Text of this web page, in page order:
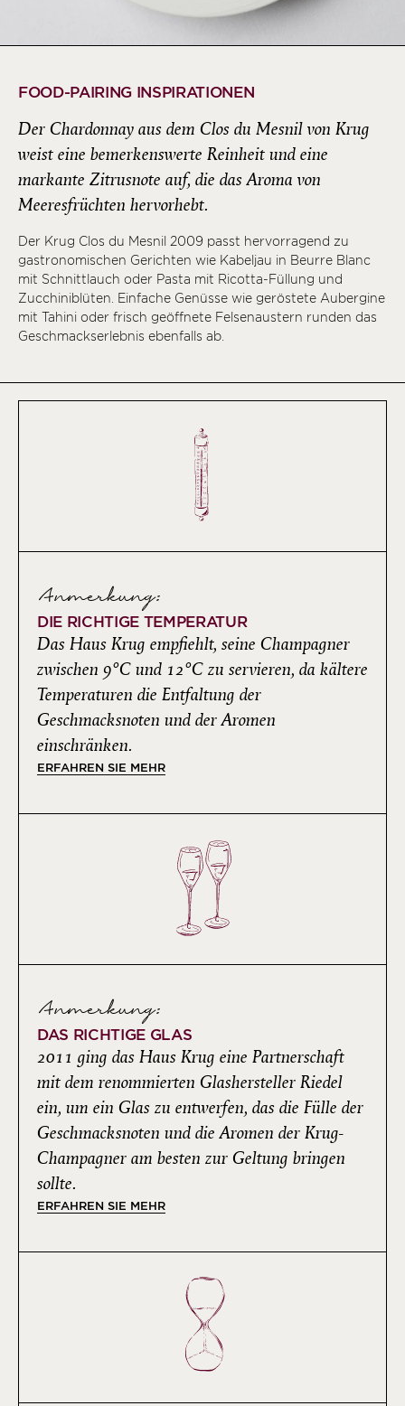
FOOD-PAIRING INSPIRATIONEN
Der Chardonnay aus dem Clos du Mesnil von Krug
weist eine bemerkenswerte Reinheit und eine
markante Zitrusnote auf, die das Aroma von
Meeresfrüchten hervorhebt.
Der Krug Clos du Mesnil 2009 passt hervorragend zu
gastronomischen Gerichten wie Kabeljau in Beurre Blanc
mit Schnittlauch oder Pasta mit Ricotta-Füllung und
Zucchiniblüten. Einfache Genüsse wie geröstete Aubergine
mit Tahini oder frisch geöffnete Felsenaustern runden das
Geschmackserlebnis ebenfalls ab.
Anmerkung:
DIE RICHTIGE TEMPERATUR
Das Haus Krug empfiehlt, seine Champagner
zwischen 9°C und 12°C zu servieren, da kältere
Temperaturen die Entfaltung der
Geschmacksnoten und der Aromen
einschränken.
ERFAHREN SIE MEHR
Anmerkung:
DAS RICHTIGE GLAS
2011 ging das Haus Krug eine Partnerschaft
mit dem renommierten Glashersteller Riedel
ein, um ein Glas zu entwerfen, das die Fülle der
Geschmacksnoten und die Aromen der Krug-
Champagner am besten zur Geltung bringen
sollte.
ERFAHREN SIE MEHR